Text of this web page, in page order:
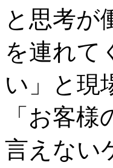
と思考が
を連れて
い」と現
「お客
言えない